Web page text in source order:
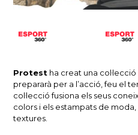
Protest ha creat una
prepararà per a l’acció, feu el
col·lecció fusiona els seus
colors i els estampats de
textures.